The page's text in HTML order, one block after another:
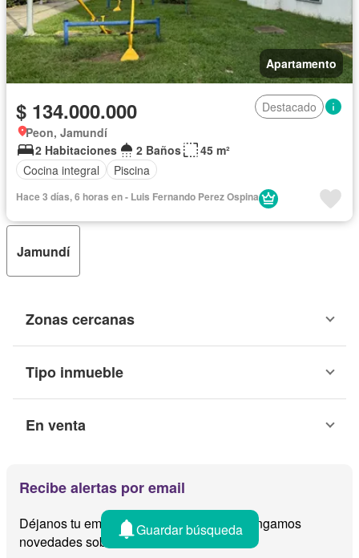
Apartamento
$ 134.000.000
Destacado
Peon, Jamundí
2 Habitaciones
2 Baños
45 m²
Cocina integral
Piscina
Hace 3 días, 6 horas en - Luis Fernando Perez Ospina
Jamundí
Zonas cercanas
Tipo inmueble
En venta
Recibe alertas por email
Déjanos tu email y te avisamos cuando tengamos
novedades sobre
Guardar búsqueda